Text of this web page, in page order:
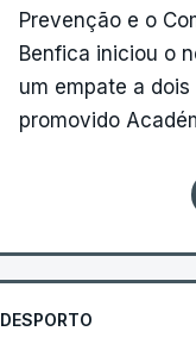
Prevenção e o
Benfica iniciou o
um empate a
promovido
DESPORTO